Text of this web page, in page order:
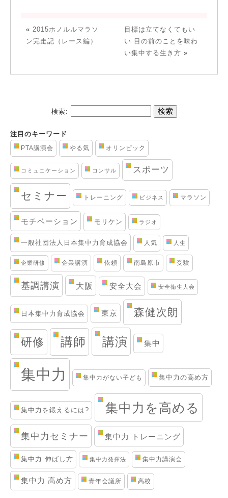
« 2015ホノルルマラソ
ン完走記（レース編）
目標は立てなくてもい
い 目の前のことを味わ
い集中する生き方 »
検索:
注目のキーワード
PTA講演会 やる気 オリンピック
コミュニケーション コンサル スポーツ
セミナー トレーニング ビジネス マラソン
モチベーション モリケン ラジオ
一般社団法人日本集中力育成協会 人気 人生
企業研修 企業講演 依頼 南島原市 受験
基調講演 大阪 安全大会 安全衛生大会
日本集中力育成協会 東京 森健次朗
研修 講師 講演 集中
集中力 集中力がない子ども 集中力の高め方
集中力を鍛えるには? 集中力を高める
集中力セミナー 集中力 トレーニング
集中力 伸ばし方 集中力発揮法 集中力講演会
集中力 高め方 青年会議所 高校